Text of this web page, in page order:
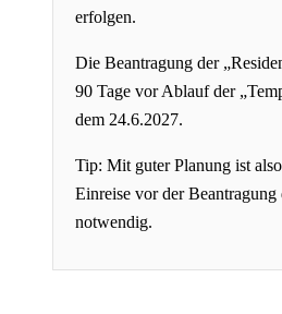
erfolgen.
Die Beantragung der
90 Tage vor Ablauf der
dem 24.6.2027.
Tip: Mit guter Planung ist
Einreise vor der Beantragung
notwendig.